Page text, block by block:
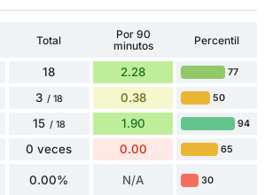
Total
Por 90
minutos
Percentil
18 2.28 77
3 / 18 0.38 50
15 / 18 1.90 94
0 veces 0.00 65
0.00% N/A 30